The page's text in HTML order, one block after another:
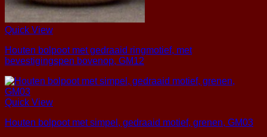
Quick View
Houten bolpoot met gedraaid ringmotief, met
bevestigingspen bovenop, GM12
Quick View
Houten bolpoot met simpel, gedraaid motief, grenen, GM03